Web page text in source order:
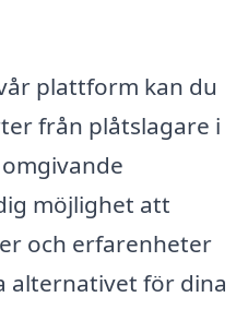
plattform kan du
från plåtslagare i
möjlighet att
och erfarenheter
alternativet för dina